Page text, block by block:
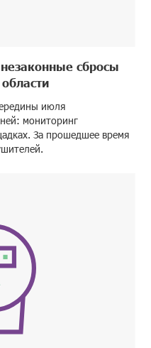
сбросы
июля
мониторинг
За прошедшее время